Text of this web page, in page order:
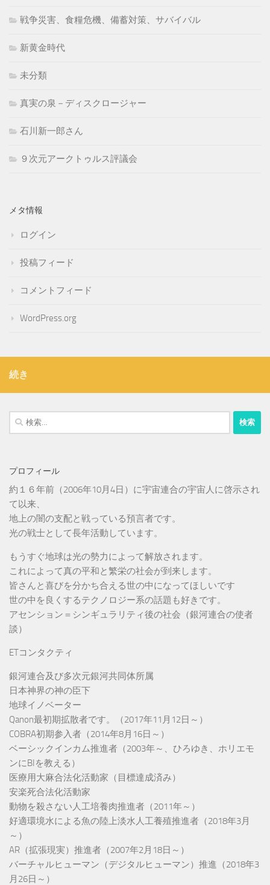
戦争災害、食糧危機、備蓄対策、サバイバル
新黄金時代
未分類
真実の泉－ディスクロージャー
石川新一郎さん
９次元アークトゥルス評議会
メタ情報
ログイン
投稿フィード
コメントフィード
WordPress.org
続き
検
索:
プロフィール
約１６年前（2006年10月4日）に宇宙連合の宇宙人に啓示され
て以来、
地上の闇の支配と戦っている預言者です。
光の戦士として長年活動しています。
もうすぐ地球は光の勢力によって解放されます。
これによって真の平和と繁栄の社会が到来します。
皆さんと喜びを分かち合える世の中になってほしいです
世の中を良くするテクノロジー系の話題も好きです。
アセンション＝シンギュラリティ後の社会（銀河連合の使者
談）
ETコンタクティ
銀河連合及び多次元銀河共同体所属
日本神界の神の臣下
地球イノベーター
Qanon最初期拡散者です。（2017年11月12日～）
COBRA初期参入者（2014年8月16日～）
ベーシックインカム推進者（2003年～、ひろゆき、ホリエモ
ンにBIを教える）
医療用大麻合法化活動家（目標達成済み）
安楽死合法化活動家
動物を殺さない人工培養肉推進者（2011年～）
好適環境水による魚の陸上淡水人工養殖推進者（2018年3月
～）
AR（拡張現実）推進者（2007年2月18日～）
バーチャルヒューマン（デジタルヒューマン）推進（2018年3
月26日～）